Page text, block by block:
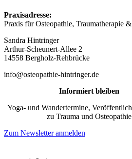
Praxisadresse:
Praxis für Osteopathie, Traumatherapie
Sandra Hintringer
Arthur-Scheunert-Allee 2
14558 Bergholz-Rehbrücke
info@osteopathie-hintringer.de
Informiert bleiben
Yoga- und Wandertermine,
zu Trauma und Osteopathie
Zum Newsletter anmelden